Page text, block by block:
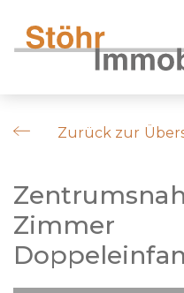
Zurück zur
Zimmer